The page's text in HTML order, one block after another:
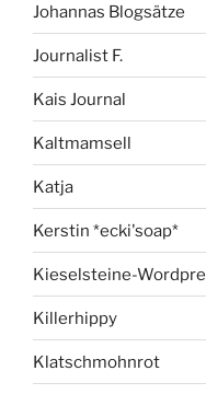
Johannas Blogsätze
Journalist F.
Kais Journal
Kaltmamsell
Katja
Kerstin *ecki'soap*
Kieselsteine-
Killerhippy
Klatschmohnrot